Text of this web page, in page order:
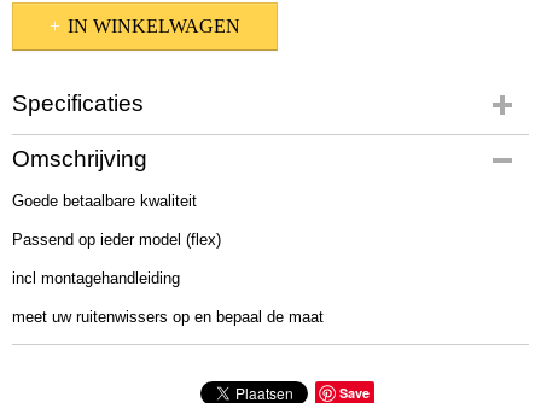
IN WINKELWAGEN
Specificaties
Netto gewicht
0,50 Kg
Bruto gewicht
Afmetingen (l,b,h)
80 x 0 x 0 cm
Omschrijving
Goede betaalbare kwaliteit
Passend op ieder model (flex)
incl montagehandleiding
meet uw ruitenwissers op en bepaal de maat
Save